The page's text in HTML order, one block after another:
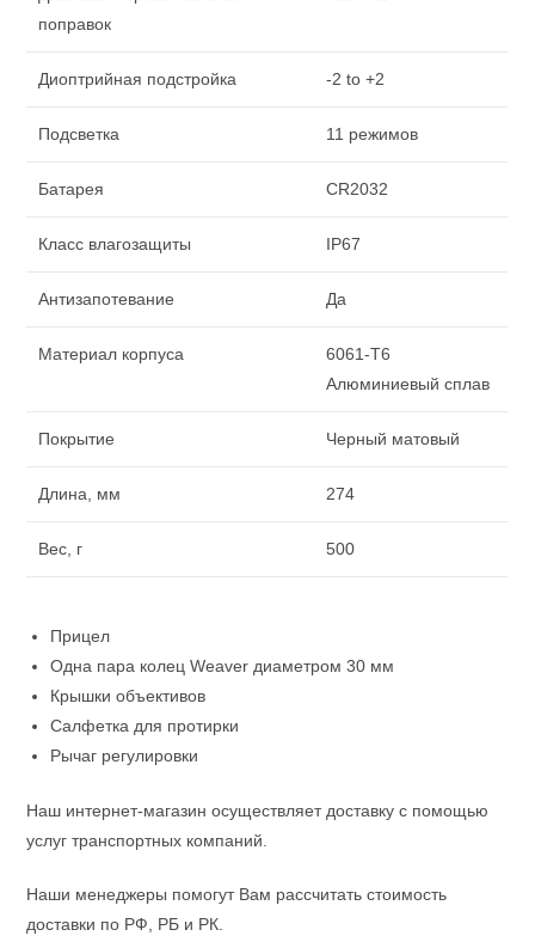
поправок
Диоптрийная подстройка -2 to +2
Подсветка 11 режимов
Батарея CR2032
Класс влагозащиты IP67
Антизапотевание Да
Материал корпуса
6061-T6
Алюминиевый сплав
Покрытие Черный матовый
Длина, мм 274
Вес, г 500
Прицел
Одна пара колец Weaver диаметром 30 мм
Крышки объективов
Салфетка для протирки
Рычаг регулировки
Наш интернет-магазин осуществляет доставку с помощью
услуг транспортных компаний.
Наши менеджеры помогут Вам рассчитать стоимость
доставки по РФ, РБ и РК.